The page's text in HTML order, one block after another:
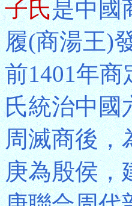
子氏是中國
履(商湯王)
前1401年
氏統治中國
周滅商後，
庚為殷侯，